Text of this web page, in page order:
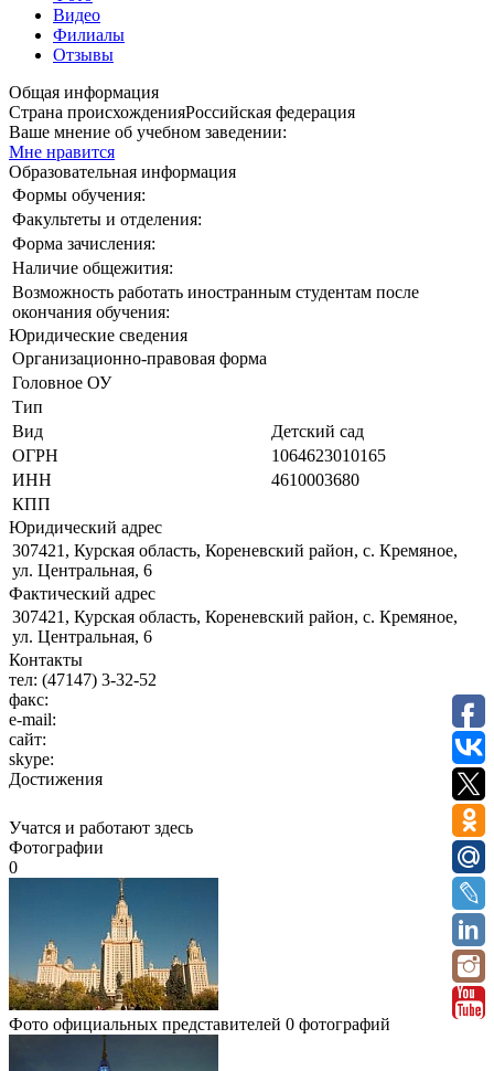
Видео
Филиалы
Отзывы
Общая информация
Страна происхожденияРоссийская федерация
Ваше мнение об учебном заведении:
Мне нравится
Образовательная информация
Формы обучения:
Факультеты и отделения:
Форма зачисления:
Наличие общежития:
Возможность работать иностранным студентам после
окончания обучения:
Юридические сведения
Организационно-правовая форма
Головное ОУ
Тип
Вид
Детский сад
ОГРН
1064623010165
ИНН
4610003680
КПП
Юридический адрес
307421, Курская область, Кореневский район, с. Кремяное,
ул. Центральная, 6
Фактический адрес
307421, Курская область, Кореневский район, с. Кремяное,
ул. Центральная, 6
Контакты
тел: (47147) 3-32-52
факс:
e-mail:
сайт:
skype:
Достижения
Учатся и работают здесь
Фотографии
0
Фото официальных представителей 0 фотографий